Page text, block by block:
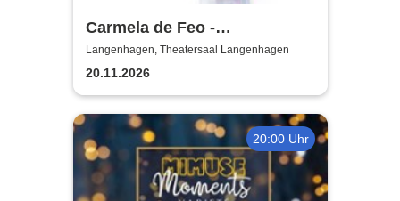
Carmela de Feo -
Froschkönigin - 20 Jahre La
Signora
Langenhagen, Theatersaal Langenhagen
20.11.2026
20:00 Uhr